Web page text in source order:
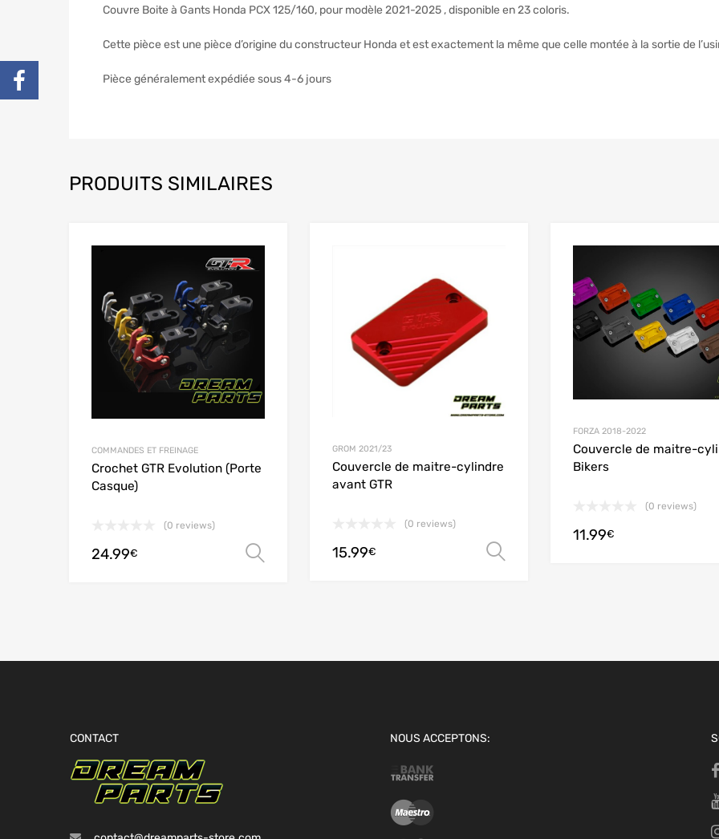
Couvre Boite à Gants Honda PCX 125/160, pour modèle 2021-2025 , disponible en 23 coloris.
Cette pièce est une pièce d’origine du constructeur Honda et est exactement la même que celle montée à la sortie de
Pièce généralement expédiée sous 4-6 jours
PRODUITS SIMILAIRES
Add to Compare
COMMANDES ET FREINAGE
Crochet GTR Evolution (Porte
Casque)
(0 reviews)
24.99€ Choix des options
Add to Compare
GROM 2021/23
Couvercle de maitre-cylindre
avant GTR
(0 reviews)
15.99€
FORZA 2018-2022
Couvercle de maitre-
Bikers
(0 reviews)
11.99€
CONTACT NOUS ACCEPTONS: